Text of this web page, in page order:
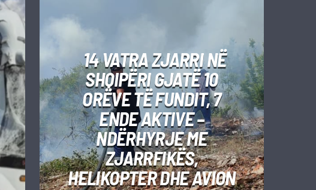
14 VATRA ZJARRI NË
SHQIPËRI GJATË 10
ORËVE TË FUNDIT, 7
ENDE AKTIVE –
NDËRHYRJE ME
ZJARRFIKËS,
HELIKOPTER DHE AVION